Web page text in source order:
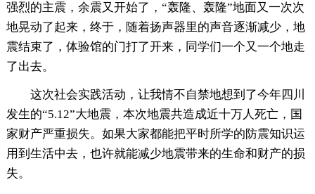
强烈的主震，余震又开始了，“轰隆、轰隆”地面又一次次
地晃动了起来，终于，随着扬声器里的声音逐渐减少，地
震结束了，体验馆的门打了开来，同学们一个又一个地走
了出去。
这次社会实践活动，让我情不自禁地想到了今年四川
发生的“5.12”大地震，本次地震共造成近十万人死亡，国
家财产严重损失。如果大家都能把平时所学的防震知识运
用到生活中去，也许就能减少地震带来的生命和财产的损
失。